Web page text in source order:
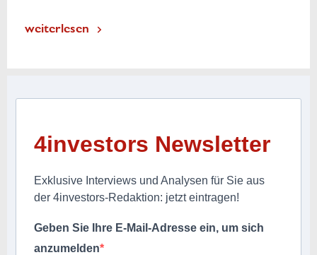
weiterlesen
4investors Newsletter
Exklusive Interviews und Analysen für Sie aus
der 4investors-Redaktion: jetzt eintragen!
Geben Sie Ihre E-Mail-Adresse ein, um sich
anzumelden